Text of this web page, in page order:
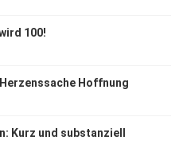
100!
Hoffnung
Kurz und substanziell